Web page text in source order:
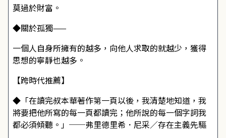
莫過於財富。
◆關於孤獨——
一個人自身所擁有的越多，向他人求取的就越少，獲得
思想的寧靜也越多。
【跨時代推薦】
◆「在讀完叔本華著作第一頁以後，我清楚地知道，我
將要把他所寫的每一頁都讀完；他所說的每一個字詞我
都必須傾聽。」──弗里德里希．尼采／存在主義先驅